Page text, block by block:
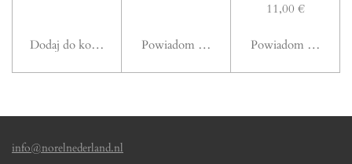
Dodaj do koszyka Powiadom mnie, gdy będzie dostępny
11,00 €
Powiadom mnie,
info@norelnederland.nl